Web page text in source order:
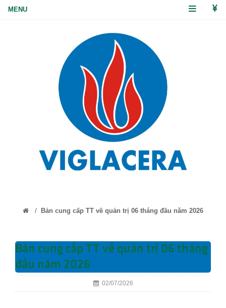
/ Bản cung cấp TT về quản trị 06 tháng đầu năm 2026
Bản cung cấp TT về quản trị 06 tháng
đầu năm 2026
02/07/2026